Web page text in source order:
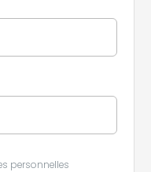
personnelles
Koobcamp S.r.l.